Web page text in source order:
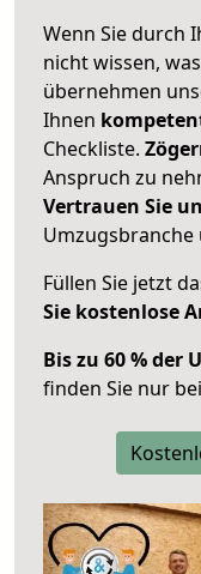
Wenn Sie durch
nicht wissen,
übernehmen
Ihnen
Checkliste.
Anspruch zu
Vertrauen Sie
Umzugsbranche
Füllen Sie jetzt
Sie kostenlose
Bis zu 60 % der
finden Sie nur